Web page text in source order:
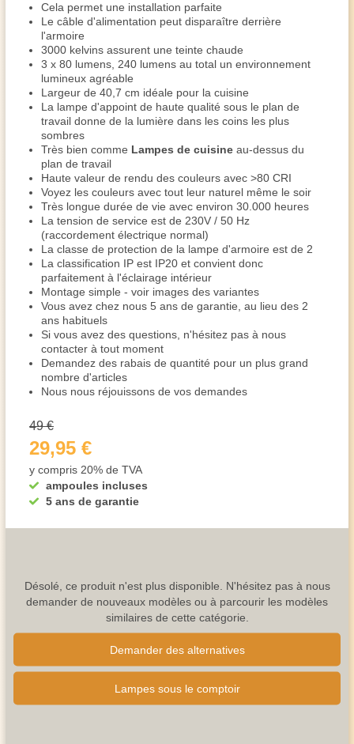
Cela permet une installation parfaite
Le câble d'alimentation peut disparaître derrière
l'armoire
3000 kelvins assurent une teinte chaude
3 x 80 lumens, 240 lumens au total un environnement
lumineux agréable
Largeur de 40,7 cm idéale pour la cuisine
La lampe d'appoint de haute qualité sous le plan de
travail donne de la lumière dans les coins les plus
sombres
Très bien comme Lampes de cuisine au-dessus du
plan de travail
Haute valeur de rendu des couleurs avec >80 CRI
Voyez les couleurs avec tout leur naturel même le soir
Très longue durée de vie avec environ 30.000 heures
La tension de service est de 230V / 50 Hz
(raccordement électrique normal)
La classe de protection de la lampe d'armoire est de 2
La classification IP est IP20 et convient donc
parfaitement à l'éclairage intérieur
Montage simple - voir images des variantes
Vous avez chez nous 5 ans de garantie, au lieu des 2
ans habituels
Si vous avez des questions, n'hésitez pas à nous
contacter à tout moment
Demandez des rabais de quantité pour un plus grand
nombre d'articles
Nous nous réjouissons de vos demandes
ampoules incluses
5 ans de garantie
49 €
29,95 €
y compris 20% de TVA
Désolé, ce produit n'est plus disponible. N'hésitez pas à nous
demander de nouveaux modèles ou à parcourir les modèles
similaires de cette catégorie.
Demander des alternatives
Lampes sous le comptoir